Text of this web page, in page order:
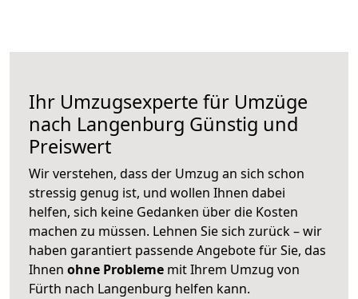
Ihr Umzugsexperte für Umzüge
nach Langenburg Günstig und
Preiswert
Wir verstehen, dass der Umzug an sich schon
stressig genug ist, und wollen Ihnen dabei
helfen, sich keine Gedanken über die Kosten
machen zu müssen. Lehnen Sie sich zurück – wir
haben garantiert passende Angebote für Sie, das
Ihnen ohne Probleme mit Ihrem Umzug von
Fürth nach Langenburg helfen kann.